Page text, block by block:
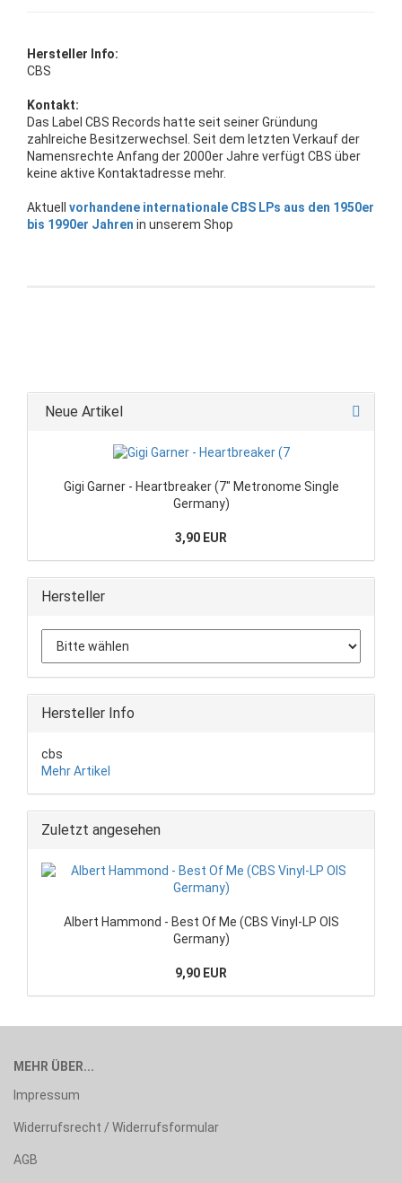
Hersteller Info:
CBS
Kontakt:
Das Label CBS Records hatte seit seiner Gründung
zahlreiche Besitzerwechsel. Seit dem letzten Verkauf der
Namensrechte Anfang der 2000er Jahre verfügt CBS über
keine aktive Kontaktadresse mehr.
Aktuell vorhandene internationale CBS LPs aus den 1950er
bis 1990er Jahren in unserem Shop
Neue Artikel
Gigi Garner - Heartbreaker (7" Metronome Single
Germany)
3,90 EUR
Hersteller
Hersteller Info
cbs
Mehr Artikel
Zuletzt angesehen
Albert Hammond - Best Of Me (CBS Vinyl-LP OIS
Germany)
9,90 EUR
MEHR ÜBER...
Impressum
Widerrufsrecht / Widerrufsformular
AGB